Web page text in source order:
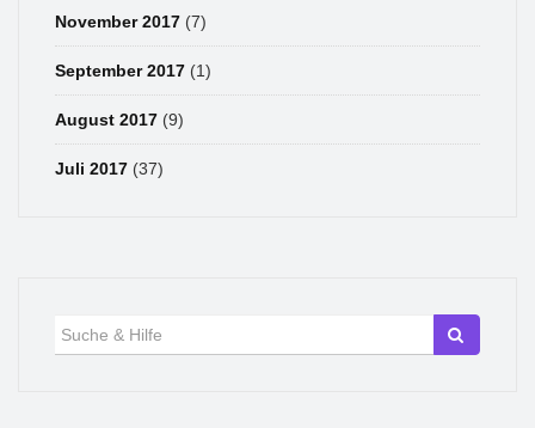
November 2017 (7)
September 2017 (1)
August 2017 (9)
Juli 2017 (37)
für: